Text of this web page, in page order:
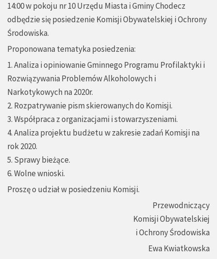
14:00 w pokoju nr 10 Urzędu Miasta i Gminy Chodecz
odbędzie się posiedzenie Komisji Obywatelskiej i Ochrony
Środowiska.
Proponowana tematyka posiedzenia:
1. Analiza i opiniowanie Gminnego Programu Profilaktyki i
Rozwiązywania Problemów Alkoholowych i
Narkotykowych na 2020r.
2. Rozpatrywanie pism skierowanych do Komisji.
3. Współpraca z organizacjami i stowarzyszeniami.
4. Analiza projektu budżetu w zakresie zadań Komisji na
rok 2020.
5. Sprawy bieżące.
6. Wolne wnioski.
Proszę o udział w posiedzeniu Komisji.
Przewodniczący
Komisji Obywatelskiej
i Ochrony Środowiska
Ewa Kwiatkowska